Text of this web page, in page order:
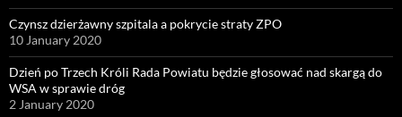
Czynsz dzierżawny szpitala a pokrycie straty ZPO
10 January 2020
Dzień po Trzech Króli Rada Powiatu będzie głosować nad skargą do
WSA w sprawie dróg
2 January 2020